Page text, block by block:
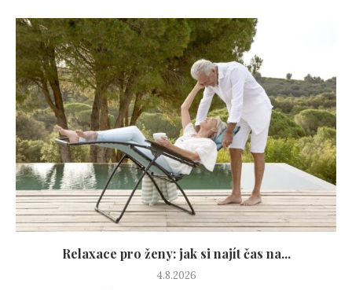
Relaxace pro ženy: jak si najít čas na...
4.8.2026